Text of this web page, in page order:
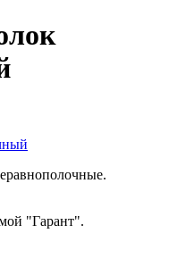
"Гарант".